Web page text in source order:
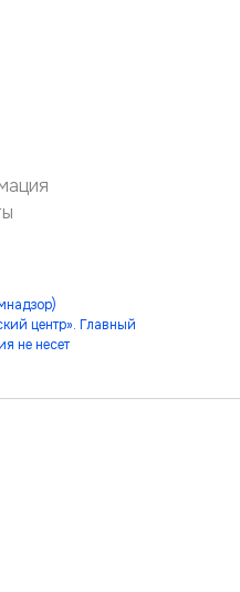
центр». Главный
не несет